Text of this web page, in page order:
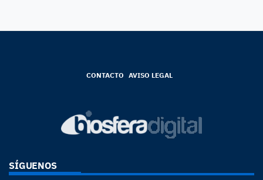
CONTACTO AVISO LEGAL
SÍGUENOS